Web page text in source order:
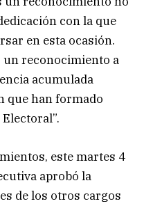
con la que
en esta ocasión.
un reconocimiento a
acumulada
que han formado
este martes 4
aprobó la
de los otros cargos